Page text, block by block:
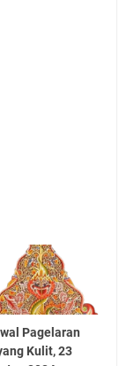
Pagelaran
Kulit, 23